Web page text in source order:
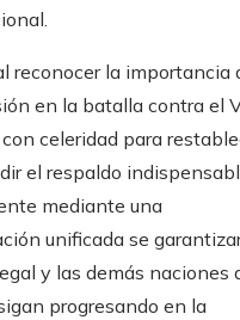
reconocer la importancia
en la batalla contra el
celeridad para
el respaldo
mediante una
unificada se
y las demás naciones
progresando en la